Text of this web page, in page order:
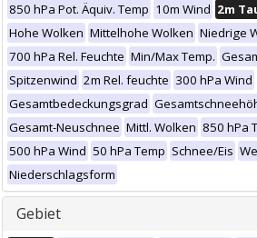
850 hPa Pot. Äquiv. Temp 10m Wind 2m
Hohe Wolken Mittelhohe Wolken Niedrige
700 hPa Rel. Feuchte Min/Max Temp.
Spitzenwind 2m Rel. feuchte 300 hPa Wind
Gesamtbedeckungsgrad
Gesamt-Neuschnee Mittl. Wolken 850 hPa
500 hPa Wind 50 hPa Temp Schnee/Eis
Niederschlagsform
Gebiet